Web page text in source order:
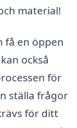
material!
få en öppen
också
för
ställa frågor
för ditt